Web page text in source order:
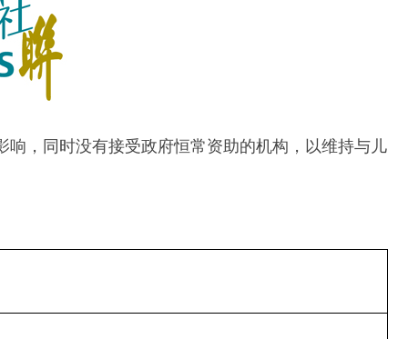
，同时没有接受政府恒常资助的机构，以维持与儿